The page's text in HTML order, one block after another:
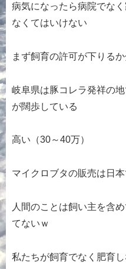
病気になったら病院でな
なくてはいけない
まず飼育の許可が下りる
岐阜県は豚コレラ発祥の
が闊歩している
高い（30～40万）
マイクロブタの販売は日
人間のことは飼い主を含
てないｗ
私たちが飼育でなく肥育